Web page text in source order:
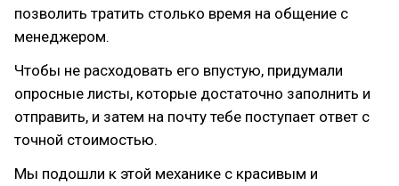
позволить тратить столько время на общение с
менеджером.
Чтобы не расходовать его впустую, придумали
опросные листы, которые достаточно заполнить и
отправить, и затем на почту тебе поступает ответ с
точной стоимостью.
Мы подошли к этой механике с красивым и